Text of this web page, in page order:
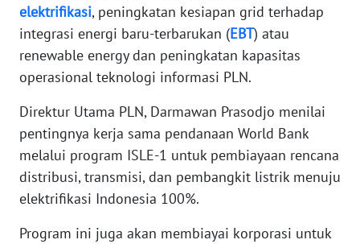
elektrifikasi, peningkatan kesiapan grid terhadap
integrasi energi baru-terbarukan (EBT) atau
renewable energy dan peningkatan kapasitas
operasional teknologi informasi PLN.
Direktur Utama PLN, Darmawan Prasodjo menilai
pentingnya kerja sama pendanaan World Bank
melalui program ISLE-1 untuk pembiayaan rencana
distribusi, transmisi, dan pembangkit listrik menuju
elektrifikasi Indonesia 100%.
Program ini juga akan membiayai korporasi untuk
WN
PAPUA
BARAT
RIAU
WN
SERAMBI
JAMBI